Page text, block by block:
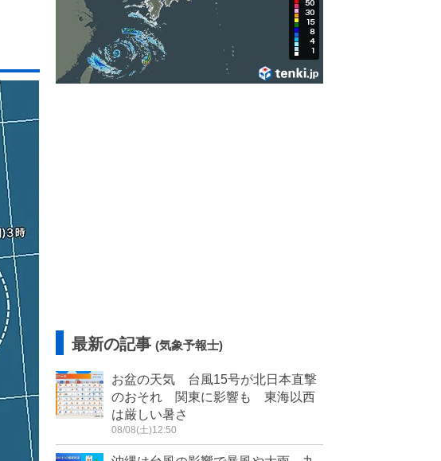
最新の記事 (気象予報士)
お盆の天気 台風15号が北日本直撃
のおそれ 関東に影響も 東海以西
は厳しい暑さ
08/08(土)12:50